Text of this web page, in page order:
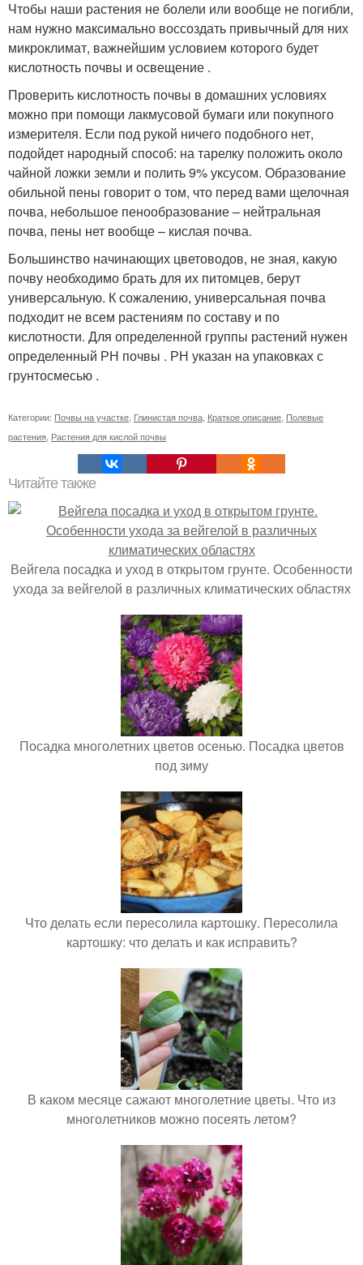
Чтобы наши растения не болели или вообще не погибли,
нам нужно максимально воссоздать привычный для них
микроклимат, важнейшим условием которого будет
кислотность почвы и освещение .
Проверить кислотность почвы в домашних условиях
можно при помощи лакмусовой бумаги или покупного
измерителя. Если под рукой ничего подобного нет,
подойдет народный способ: на тарелку положить около
чайной ложки земли и полить 9% уксусом. Образование
обильной пены говорит о том, что перед вами щелочная
почва, небольшое пенообразование – нейтральная
почва, пены нет вообще – кислая почва.
Большинство начинающих цветоводов, не зная, какую
почву необходимо брать для их питомцев, берут
универсальную. К сожалению, универсальная почва
подходит не всем растениям по составу и по
кислотности. Для определенной группы растений нужен
определенный РН почвы . РН указан на упаковках с
грунтосмесью .
Категории: Почвы на участке Глинистая почва Краткое описание Полевые
растения Растения для кислой почвы
Читайте также
Вейгела посадка и уход в открытом грунте. Особенности
ухода за вейгелой в различных климатических областях
Посадка многолетних цветов осенью. Посадка цветов
под зиму
Что делать если пересолила картошку. Пересолила
картошку: что делать и как исправить?
В каком месяце сажают многолетние цветы. Что из
многолетников можно посеять летом?